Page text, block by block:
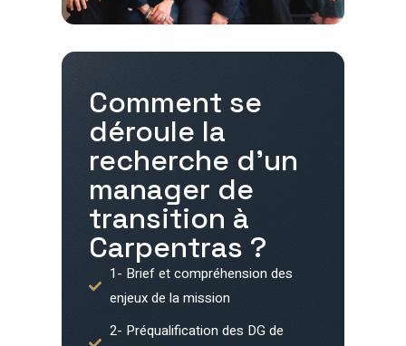
Comment se
déroule la
recherche d'un
manager de
transition à
Carpentras ?
1- Brief et compréhension des
enjeux de la mission
2- Préqualification des DG de